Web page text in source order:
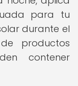
para tu
durante el
productos
contener